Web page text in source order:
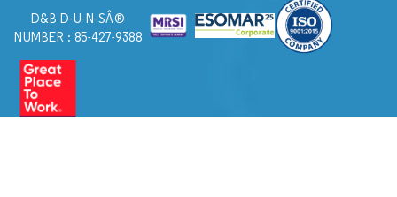
D&B D-U-N-SÂ®
NUMBER : 85-427-9388